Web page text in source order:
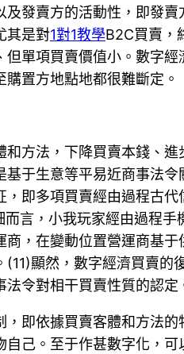
發賣方的活動性，即發
其是對1對1教學B2C買賣，
單項買賣價值小。數字
置方地點地都很難斷定。
方法，下降買賣本錢、
于生意等平易近商事法令
即多項買賣經由過程古代
言，小我玩家經由過程手
，在變動位置營運商基
顯然，數字經濟買賣的
令對相干買賣性質的認定
即依據買賣客體和方法
己。至于作甚數字化，